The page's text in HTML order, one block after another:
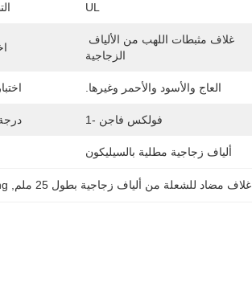
UL
الزجاجية
العاج والأسود والأحمر وغيرها.
فولكس فاجن -1
ألياف زجاجية مطلية بالسيليكون
غلاف مضاد للشعلة من ألياف زجاجية بطول 25 ملم